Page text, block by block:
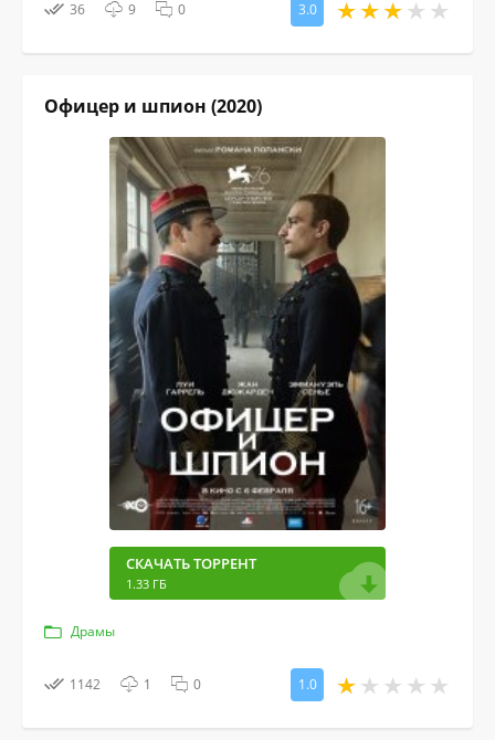
36 9 0 3.0
Офицер и шпион (2020)
СКАЧАТЬ ТОРРЕНТ
1.33 ГБ
Драмы
1142 1 0 1.0